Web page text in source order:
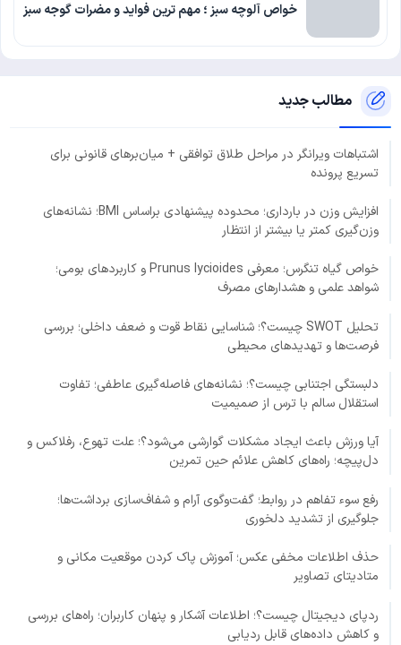
خواص آلوچه سبز ؛ مهم ترین فواید و مضرات گوجه سبز
مطالب جدید
اشتباهات ویرانگر در مراحل طلاق توافقی + میان‌برهای قانونی برای
تسریع پرونده
افزایش وزن در بارداری؛ محدوده پیشنهادی براساس BMI؛ نشانه‌های
وزن‌گیری کمتر یا بیشتر از انتظار
خواص گیاه تنگرس؛ معرفی Prunus lycioides و کاربردهای بومی؛
شواهد علمی و هشدارهای مصرف
تحلیل SWOT چیست؟؛ شناسایی نقاط قوت و ضعف داخلی؛ بررسی
فرصت‌ها و تهدیدهای محیطی
دلبستگی اجتنابی چیست؟؛ نشانه‌های فاصله‌گیری عاطفی؛ تفاوت
استقلال سالم با ترس از صمیمیت
آیا ورزش باعث ایجاد مشکلات گوارشی می‌شود؟؛ علت تهوع، رفلاکس و
دل‌پیچه؛ راه‌های کاهش علائم حین تمرین
رفع سوء تفاهم در روابط؛ گفت‌وگوی آرام و شفاف‌سازی برداشت‌ها؛
جلوگیری از تشدید دلخوری
حذف اطلاعات مخفی عکس؛ آموزش پاک کردن موقعیت مکانی و
متادیتای تصاویر
ردپای دیجیتال چیست؟؛ اطلاعات آشکار و پنهان کاربران؛ راه‌های بررسی
و کاهش داده‌های قابل ردیابی